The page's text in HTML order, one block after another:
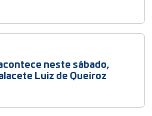
neste sábado,
Luiz de Queiroz